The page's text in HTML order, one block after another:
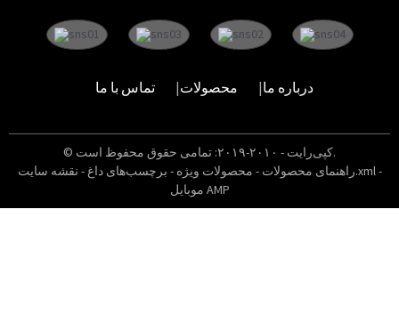
درباره ما محصولات تماس با ما
© کپی‌رایت - ۲۰۱۰-۲۰۱۹: تمامی حقوق محفوظ است.
راهنمای محصولات - محصولات ویژه - برچسب‌های داغ - نقشه سایت.xml-
موبایل AMP